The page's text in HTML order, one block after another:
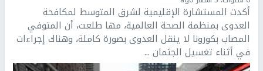
أكدت المستشارة الإقليمية لشرق المتوسط لمكافحة
العدوى بمنظمة الصحة العالمية، مها طلعت، أن المتوفي
المصاب بكورونا لا ينقل العدوى بصورة كاملة، وهناك إجراءات
في أثناء تغسيل الجثمان ...